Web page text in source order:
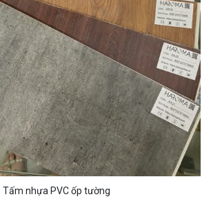
Tấm nhựa PVC ốp tường